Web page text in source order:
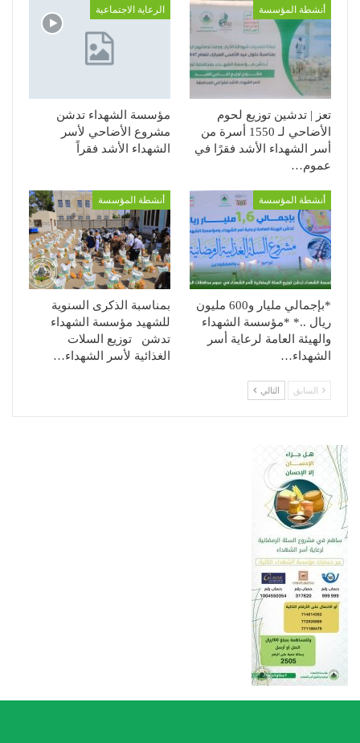
أنشطة المؤسسة
تعز | تدشين توزيع لحوم
الأضاحي لـ 1550 أسرة من
أسر الشهداء الأشد فقرًا في
عموم…
الرعاية الاجتماعية
مؤسسة الشهداء تدشن
مشروع الأضاحي لأسر
الشهداء الأشد فقراً
أنشطة المؤسسة
*بإجمالي مليار و600 مليون
ريال ..* *مؤسسة الشهداء
والهيئة العامة لرعاية أسر
الشهداء…
أنشطة المؤسسة
بمناسبة الذكرى السنوية
للشهيد مؤسسة الشهداء
تدشن توزيع السلات
الغذائية لأسر الشهداء…
السابق التالي